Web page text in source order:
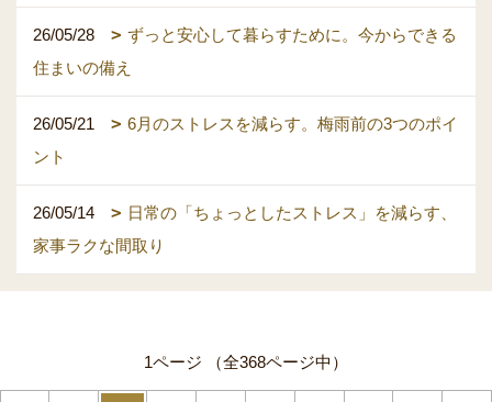
26/05/28
ずっと安心して暮らすために。今からできる
住まいの備え
26/05/21
6月のストレスを減らす。梅雨前の3つのポイ
ント
26/05/14
日常の「ちょっとしたストレス」を減らす、
家事ラクな間取り
1ページ （全368ページ中）